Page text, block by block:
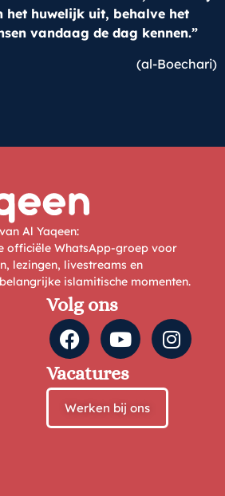
het huwelijk uit, behalve het
vandaag de dag kennen.”
(al-Boechari)
Al Yaqeen:
officiële WhatsApp-groep voor
lezingen, livestreams en
islamitische momenten.
Volg ons
Vacatures
Werken bij ons